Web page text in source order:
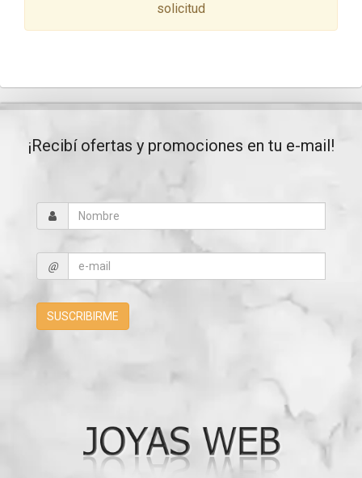
solicitud
¡Recibí ofertas y promociones en tu e-mail!
@
SUSCRIBIRME